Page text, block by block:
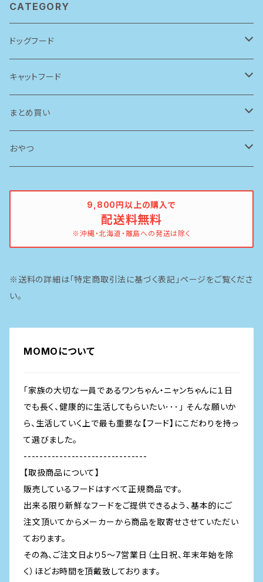
CATEGORY
ドッグフード
アーテミス(アガリクスI/S)
ソリッドゴールド
ブリスミックス
キャットフード
ルシャット
ソリッドゴールド
まとめ買い
ドッグフード
おやつ
魚
9,800円以上の購入で
配送料無料
※沖縄・北海道・離島への発送は除く
※送料の詳細は「特定商取引法に基づく表記」ページをご覧くださ
い。
MOMOについて
「家族の大切な一員であるワンちゃん・ニャンちゃんに１日
でも長く、健康的に生活してもらいたい･･･」 そんな願いか
ら、生活していく上で最も重要な【フード】にこだわりを持っ
て選びました。
-------------------------------
【取扱商品について】
販売しているフードはすべて正規商品です。
出来る限り新鮮なフードをご提供できるよう、基本的にご
注文頂いてからメーカーから商品を取寄せさせていただい
ております。
その為、ご注文日より5～7営業日（土日祝、年末年始を除
く）ほどお時間を頂戴致しております。